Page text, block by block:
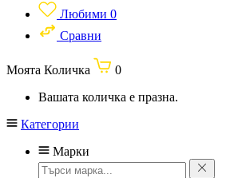
Любими 0
Сравни
Моята Количка
0
Вашата количка е празна.
Категории
Марки